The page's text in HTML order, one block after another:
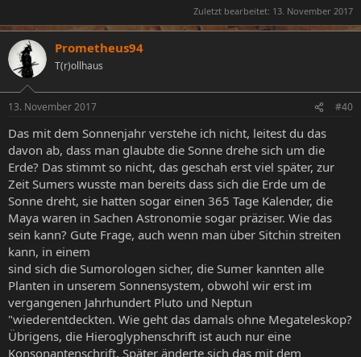
Zuletzt bearbeitet: 13. November 2017
Prometheus94
T(r)ollhaus
13. November 2017 #40
Das mit dem Sonnenjahr verstehe ich nicht, leitest du das
davon ab, dass man glaubte die Sonne drehe sich um die
Erde? Das stimmt so nicht, das geschah erst viel später, zur
Zeit Sumers wusste man bereits dass sich die Erde um de
Sonne dreht, sie hatten sogar einen 365 Tage Kalender, die
Maya waren in Sachen Astronomie sogar präziser. Wie das
sein kann? Gute Frage, auch wenn man über Sitchin streiten
kann, in einem
sind sich die Sumorologen sicher, die Sumer kannten alle
Planten in unserem Sonnensystem, obwohl wir erst im
vergangenen Jahrhundert Pluto und Neptun
"wiederentdeckten. Wie geht das damals ohne Megateleskop?
Übrigens, die Hieroglyphenschrift ist auch nur eine
Konsonantenschrift. Später änderte sich das mit dem